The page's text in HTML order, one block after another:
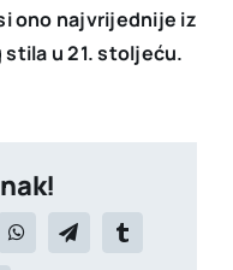
ono najvrijednije iz
u 21. stoljeću.